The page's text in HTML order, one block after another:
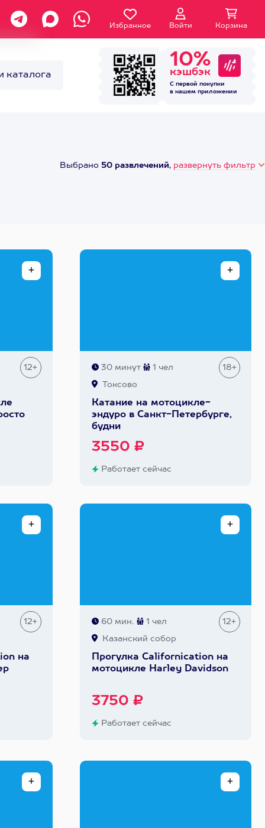
Избранное Войти Корзина
каталога
10%
кэшбэк
С первой покупки
в нашем приложении
Выбрано 50 развлечений, развернуть фильтр
12+ 30 минут 1 чел 18+
Токсово
Катание на мотоцикле-
эндуро в Санкт-Петербурге,
будни
3550 ₽
Работает сейчас
12+
на
60 мин. 1 чел 12+
Казанский собор
Прогулка Сalifornication на
мотоцикле Harley Davidson
3750 ₽
Работает сейчас